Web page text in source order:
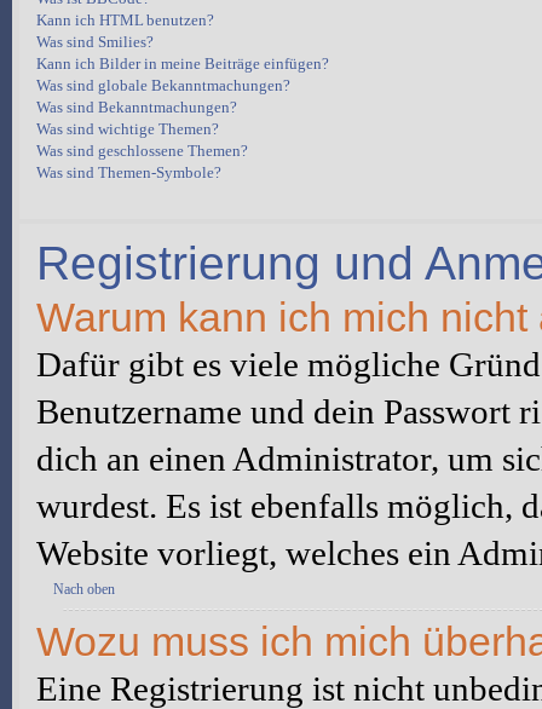
Kann ich HTML benutzen?
Was sind Smilies?
Kann ich Bilder in meine Beiträge einfügen?
Was sind globale Bekanntmachungen?
Was sind Bekanntmachungen?
Was sind wichtige Themen?
Was sind geschlossene Themen?
Was sind Themen-Symbole?
Registrierung und
Warum kann ich mich nicht
Dafür gibt es viele mögliche
Benutzername und dein Passwort
dich an einen Administrator, um
wurdest. Es ist ebenfalls möglich,
Website vorliegt, welches ein
Nach oben
Wozu muss ich mich
Eine Registrierung ist nicht